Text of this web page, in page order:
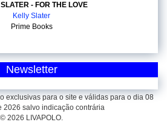
- FOR THE LOVE
Kelly Slater
Prime Books
Newsletter
exclusivas para o site e válidas para o dia 08
2026 salvo indicação contrária
© 2026 LIVAPOLO.